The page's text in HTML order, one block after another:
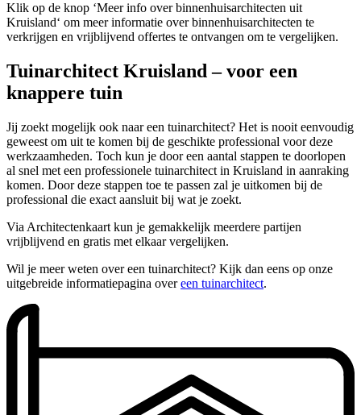
Klik op de knop ‘Meer info over binnenhuisarchitecten uit
Kruisland‘ om meer informatie over binnenhuisarchitecten te
verkrijgen en vrijblijvend offertes te ontvangen om te vergelijken.
Tuinarchitect Kruisland – voor een
knappere tuin
Jij zoekt mogelijk ook naar een tuinarchitect? Het is nooit eenvoudig
geweest om uit te komen bij de geschikte professional voor deze
werkzaamheden. Toch kun je door een aantal stappen te doorlopen
al snel met een professionele tuinarchitect in Kruisland in aanraking
komen. Door deze stappen toe te passen zal je uitkomen bij de
professional die exact aansluit bij wat je zoekt.
Via Architectenkaart kun je gemakkelijk meerdere partijen
vrijblijvend en gratis met elkaar vergelijken.
Wil je meer weten over een tuinarchitect? Kijk dan eens op onze
uitgebreide informatiepagina overeen tuinarchitect.